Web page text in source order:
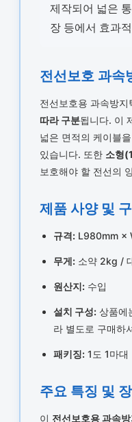
제작되어 넓은
장 등에서 효과
전선보호 과속
전선보호용 과속방지
따라 구분됩니다. 이
넓은 면적의 케이블
있습니다. 또한 소형
보호해야 할 전선의
제품 사양 및
규격:L980mm ×
무게:소약 2kg /
원산지:수입
설치 구성:상품에
라 별도로 구매하
패키징:1도 1마대
주요 특징 및
이 전선보호용 과속